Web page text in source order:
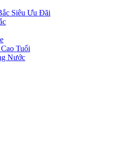
Siêu Ưu Đãi
Tuổi
Nước